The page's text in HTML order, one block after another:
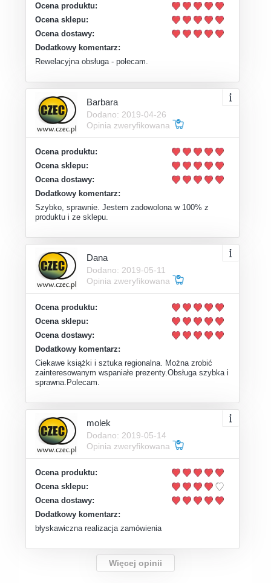
Ocena produktu:
Ocena sklepu:
Ocena dostawy:
Dodatkowy komentarz:
Rewelacyjna obsługa - polecam.
Barbara
Dodano: 2019-04-26
Opinia zweryfikowana
Ocena produktu:
Ocena sklepu:
Ocena dostawy:
Dodatkowy komentarz:
Szybko, sprawnie. Jestem zadowolona w 100% z
produktu i ze sklepu.
Dana
Dodano: 2019-05-11
Opinia zweryfikowana
Ocena produktu:
Ocena sklepu:
Ocena dostawy:
Dodatkowy komentarz:
Ciekawe książki i sztuka regionalna. Można zrobić
zainteresowanym wspaniałe prezenty.Obsługa szybka i
sprawna.Polecam.
molek
Dodano: 2019-05-14
Opinia zweryfikowana
Ocena produktu:
Ocena sklepu:
Ocena dostawy:
Dodatkowy komentarz:
błyskawiczna realizacja zamówienia
Więcej opinii